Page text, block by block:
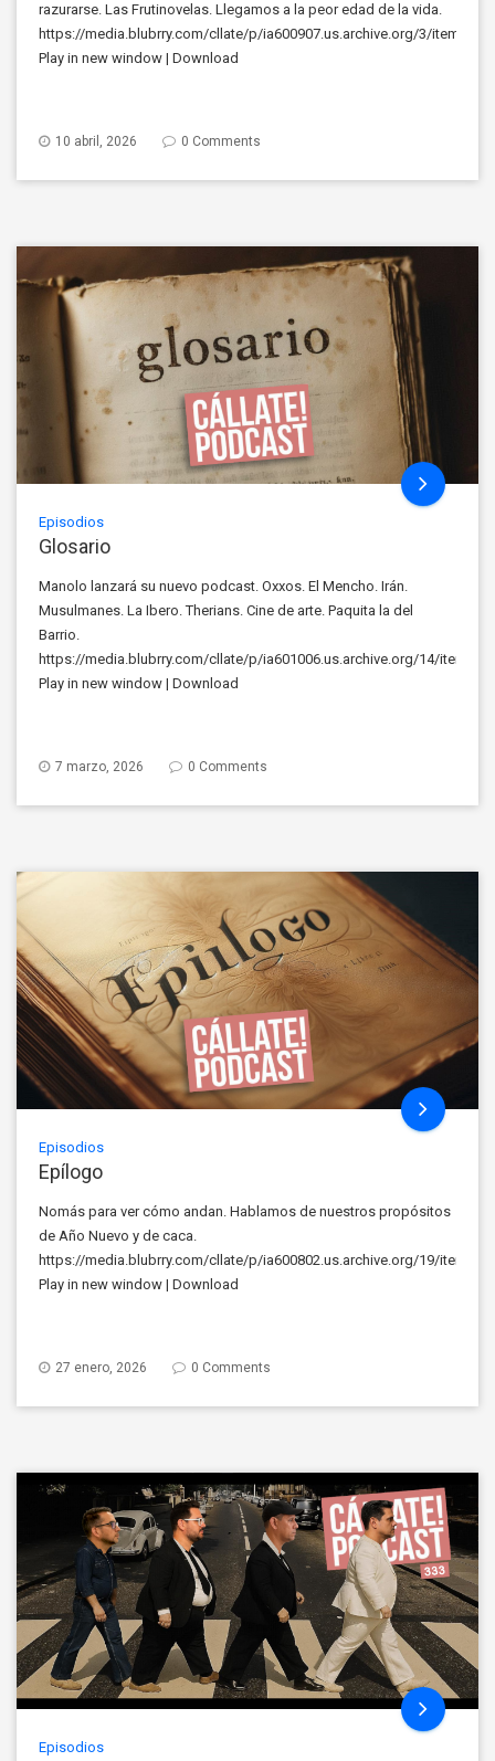
razurarse. Las Frutinovelas. Llegamos a la peor edad de la vida.
https://media.blubrry.com/cllate/p/ia600907.us.archive.org/3/items/
Play in new window | Download
10 abril, 2026 0 Comments
Episodios
Glosario
Manolo lanzará su nuevo podcast. Oxxos. El Mencho. Irán.
Musulmanes. La Ibero. Therians. Cine de arte. Paquita la del
Barrio.
https://media.blubrry.com/cllate/p/ia601006.us.archive.org/14/items/
Play in new window | Download
7 marzo, 2026 0 Comments
Episodios
Epílogo
Nomás para ver cómo andan. Hablamos de nuestros propósitos
de Año Nuevo y de caca.
https://media.blubrry.com/cllate/p/ia600802.us.archive.org/19/items/
Play in new window | Download
27 enero, 2026 0 Comments
Episodios